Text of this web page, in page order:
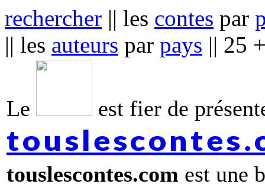
rechercher || les contes par
|| les auteurs par pays || 25
Le est fier de
touslescontes.com est une